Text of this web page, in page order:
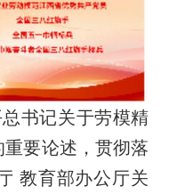
书记关于劳模精
要论述，贯彻落
教育部办公厅关